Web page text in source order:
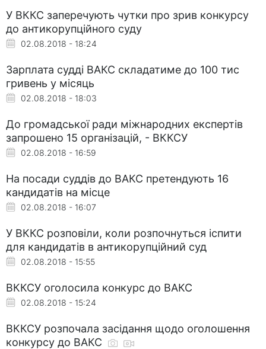
У ВККС заперечують чутки про зрив конкурсу
до антикорупційного суду
02.08.2018 - 18:24
Зарплата судді ВАКС складатиме до 100 тис
гривень у місяць
02.08.2018 - 18:03
До громадської ради міжнародних експертів
запрошено 15 організацій, - ВККСУ
02.08.2018 - 16:59
На посади суддів до ВАКС претендують 16
кандидатів на місце
02.08.2018 - 16:07
У ВККС розповіли, коли розпочнуться іспити
для кандидатів в антикорупційний суд
02.08.2018 - 15:55
ВККСУ оголосила конкурс до ВАКС
02.08.2018 - 15:24
ВККСУ розпочала засідання щодо оголошення
конкурсу до ВАКС